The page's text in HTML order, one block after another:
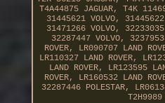
T4A44875 JAGUAR, T4K
31445621 VOLVO,
31471266 VOLVO,
32287447 VOLVO,
ROVER, LR090707 LAND
LR110327 LAND ROVER,
LAND ROVER, LR123595
ROVER, LR160532 LAND
32287446 POLESTAR,
T2H9989